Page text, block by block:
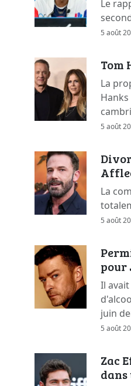
Le
5 août
Tom
La
5 août
La
5 août
pour
Il
juin
5 août
Zac
dans